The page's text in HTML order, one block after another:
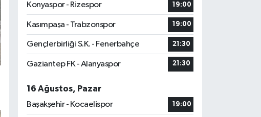
Konyaspor - Rizespor
19:00
Kasımpaşa - Trabzonspor 19:00
Gençlerbirliği S.K. - Fenerbahçe 21:30
Gaziantep FK - Alanyaspor 21:30
16 Ağustos, Pazar
Başakşehir - Kocaelispor
19:00